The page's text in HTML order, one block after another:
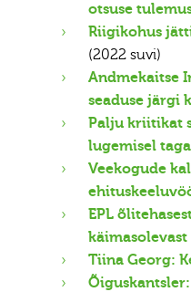
otsuse
Riigikohus
(2022 suvi)
Andmekaitse
seaduse järgi
Palju kriitikat
lugemisel
Veekogude
EPL
Tiina Georg: